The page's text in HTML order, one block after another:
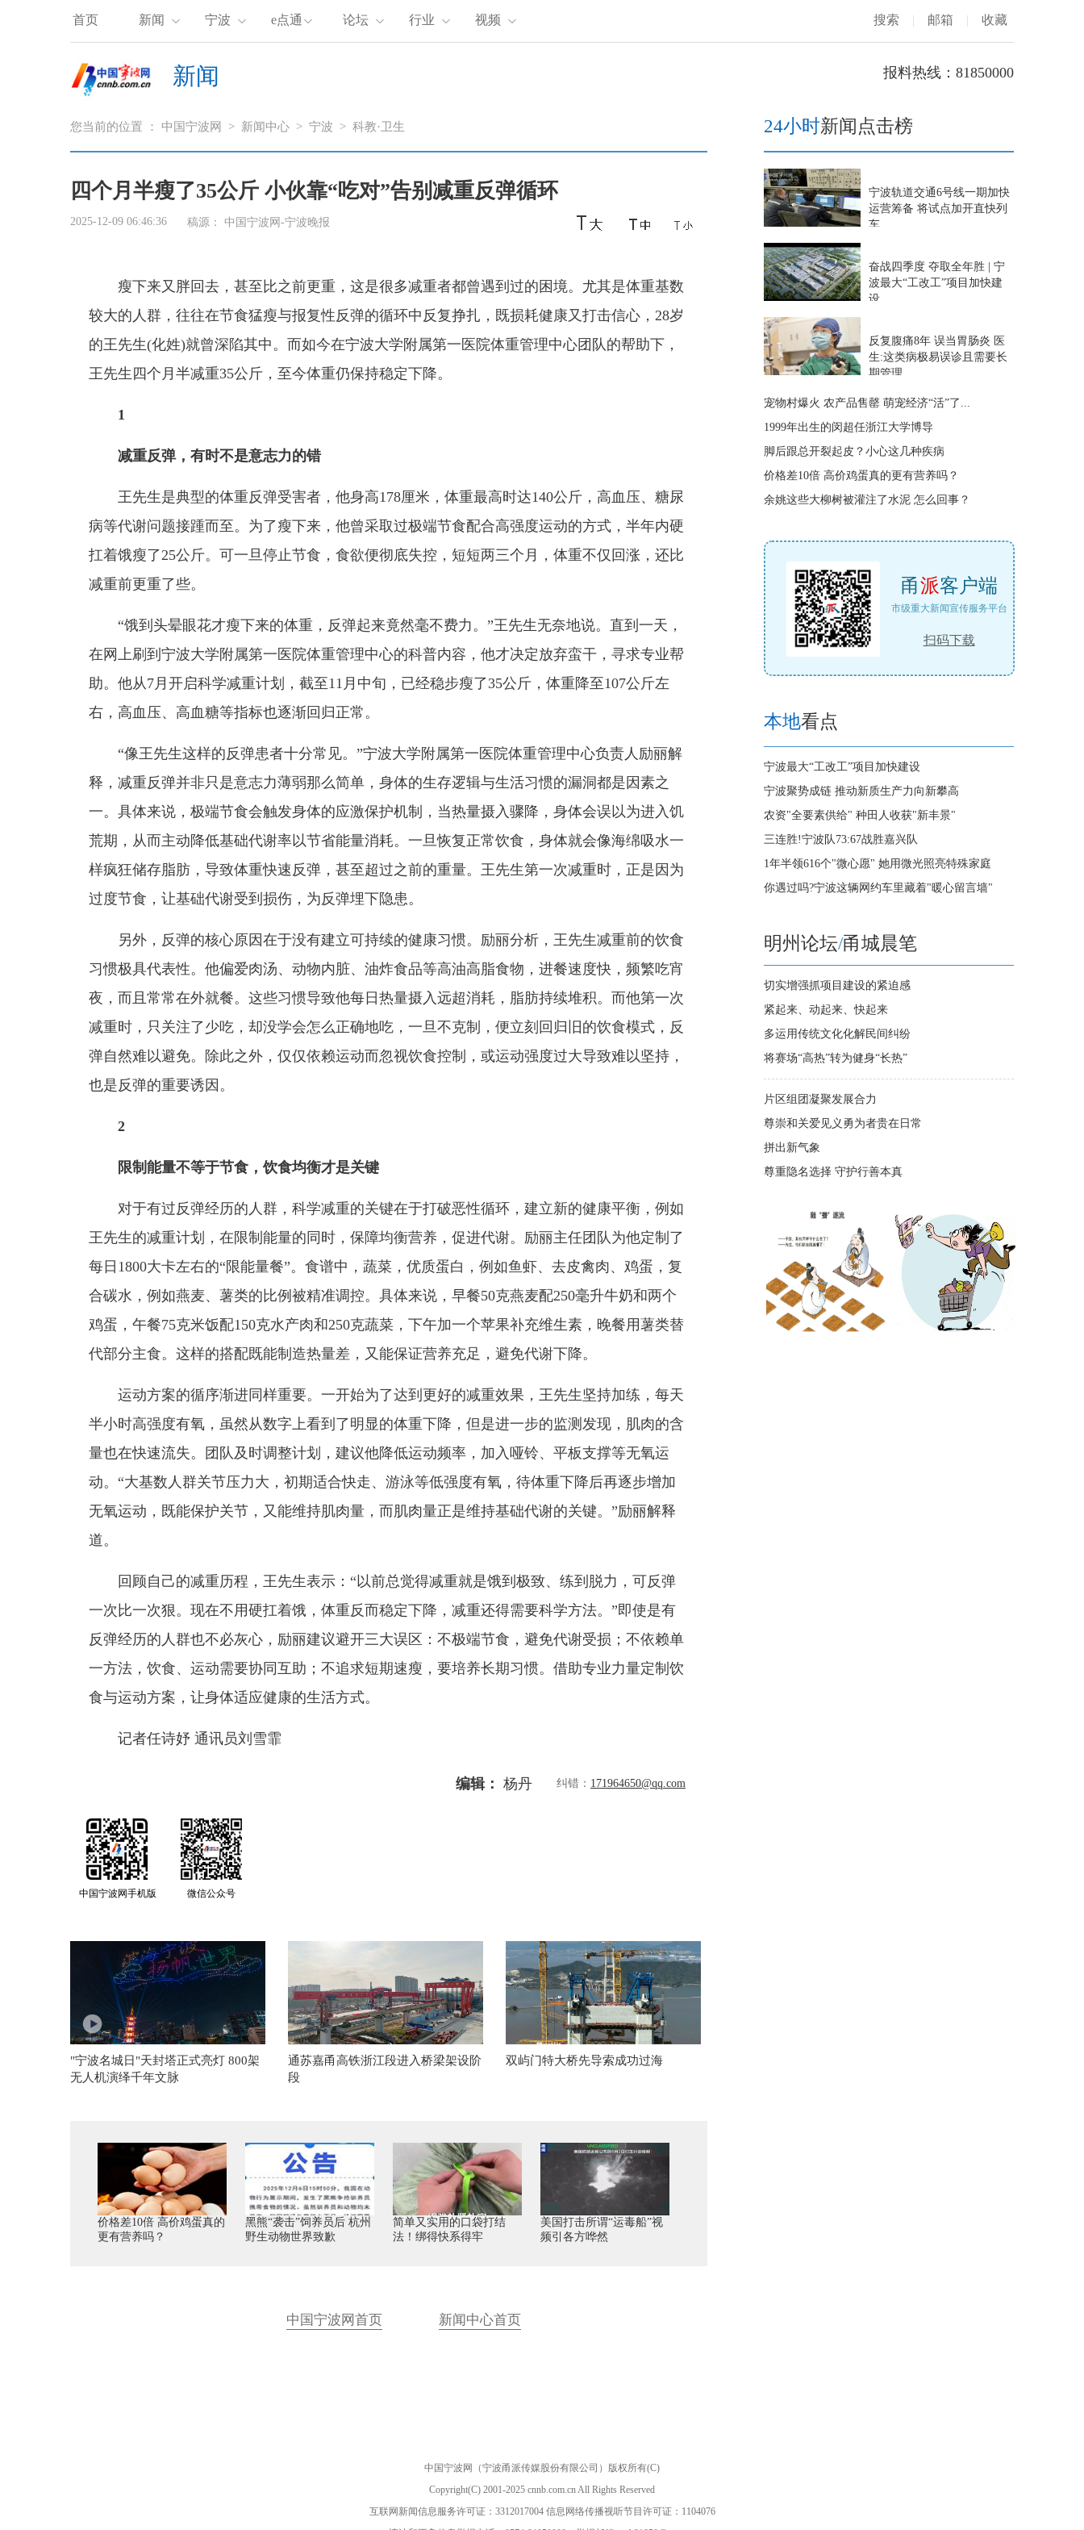
首页 新闻 宁波 e点通 论坛 行业 视频 搜索 | 邮箱 | 收藏
新闻 报料热线：81850000
您当前的位置 ： 中国宁波网 > 新闻中心 > 宁波 > 科教·卫生
四个月半瘦了35公斤 小伙靠“吃对”告别减重反弹循环
2025-12-09 06:46:36 稿源： 中国宁波网-宁波晚报
瘦下来又胖回去，甚至比之前更重，这是很多减重者都曾遇到过的困境。尤其是体重基数
较大的人群，往往在节食猛瘦与报复性反弹的循环中反复挣扎，既损耗健康又打击信心，28岁
的王先生(化姓)就曾深陷其中。而如今在宁波大学附属第一医院体重管理中心团队的帮助下，
王先生四个月半减重35公斤，至今体重仍保持稳定下降。
1
减重反弹，有时不是意志力的错
王先生是典型的体重反弹受害者，他身高178厘米，体重最高时达140公斤，高血压、糖尿
病等代谢问题接踵而至。为了瘦下来，他曾采取过极端节食配合高强度运动的方式，半年内硬
扛着饿瘦了25公斤。可一旦停止节食，食欲便彻底失控，短短两三个月，体重不仅回涨，还比
减重前更重了些。
“饿到头晕眼花才瘦下来的体重，反弹起来竟然毫不费力。”王先生无奈地说。直到一天，
在网上刷到宁波大学附属第一医院体重管理中心的科普内容，他才决定放弃蛮干，寻求专业帮
助。他从7月开启科学减重计划，截至11月中旬，已经稳步瘦了35公斤，体重降至107公斤左
右，高血压、高血糖等指标也逐渐回归正常。
“像王先生这样的反弹患者十分常见。”宁波大学附属第一医院体重管理中心负责人励丽解
释，减重反弹并非只是意志力薄弱那么简单，身体的生存逻辑与生活习惯的漏洞都是因素之
一。具体来说，极端节食会触发身体的应激保护机制，当热量摄入骤降，身体会误以为进入饥
荒期，从而主动降低基础代谢率以节省能量消耗。一旦恢复正常饮食，身体就会像海绵吸水一
样疯狂储存脂肪，导致体重快速反弹，甚至超过之前的重量。王先生第一次减重时，正是因为
过度节食，让基础代谢受到损伤，为反弹埋下隐患。
另外，反弹的核心原因在于没有建立可持续的健康习惯。励丽分析，王先生减重前的饮食
习惯极具代表性。他偏爱肉汤、动物内脏、油炸食品等高油高脂食物，进餐速度快，频繁吃宵
夜，而且常常在外就餐。这些习惯导致他每日热量摄入远超消耗，脂肪持续堆积。而他第一次
减重时，只关注了少吃，却没学会怎么正确地吃，一旦不克制，便立刻回归旧的饮食模式，反
弹自然难以避免。除此之外，仅仅依赖运动而忽视饮食控制，或运动强度过大导致难以坚持，
也是反弹的重要诱因。
2
限制能量不等于节食，饮食均衡才是关键
对于有过反弹经历的人群，科学减重的关键在于打破恶性循环，建立新的健康平衡，例如
王先生的减重计划，在限制能量的同时，保障均衡营养，促进代谢。励丽主任团队为他定制了
每日1800大卡左右的“限能量餐”。食谱中，蔬菜，优质蛋白，例如鱼虾、去皮禽肉、鸡蛋，复
合碳水，例如燕麦、薯类的比例被精准调控。具体来说，早餐50克燕麦配250毫升牛奶和两个
鸡蛋，午餐75克米饭配150克水产肉和250克蔬菜，下午加一个苹果补充维生素，晚餐用薯类替
代部分主食。这样的搭配既能制造热量差，又能保证营养充足，避免代谢下降。
运动方案的循序渐进同样重要。一开始为了达到更好的减重效果，王先生坚持加练，每天
半小时高强度有氧，虽然从数字上看到了明显的体重下降，但是进一步的监测发现，肌肉的含
量也在快速流失。团队及时调整计划，建议他降低运动频率，加入哑铃、平板支撑等无氧运
动。“大基数人群关节压力大，初期适合快走、游泳等低强度有氧，待体重下降后再逐步增加
无氧运动，既能保护关节，又能维持肌肉量，而肌肉量正是维持基础代谢的关键。”励丽解释
道。
回顾自己的减重历程，王先生表示：“以前总觉得减重就是饿到极致、练到脱力，可反弹
一次比一次狠。现在不用硬扛着饿，体重反而稳定下降，减重还得需要科学方法。”即使是有
反弹经历的人群也不必灰心，励丽建议避开三大误区：不极端节食，避免代谢受损；不依赖单
一方法，饮食、运动需要协同互助；不追求短期速瘦，要培养长期习惯。借助专业力量定制饮
食与运动方案，让身体适应健康的生活方式。
记者任诗妤 通讯员刘雪霏
编辑： 杨丹 纠错： 171964650@qq.com
中国宁波网手机版 微信公众号
"宁波名城日"天封塔正式亮灯 800架
无人机演绎千年文脉
通苏嘉甬高铁浙江段进入桥梁架设阶
段
双屿门特大桥先导索成功过海
价格差10倍 高价鸡蛋真的
更有营养吗？
黑熊“袭击”饲养员后 杭州
野生动物世界致歉
简单又实用的口袋打结
法！绑得快系得牢
美国打击所谓“运毒船”视
频引各方哗然
中国宁波网首页 新闻中心首页
24小时新闻点击榜
宁波轨道交通6号线一期加快
运营筹备 将试点加开直快列
车
奋战四季度 夺取全年胜 | 宁
波最大“工改工”项目加快建
设
反复腹痛8年 误当胃肠炎 医
生:这类病极易误诊且需要长
期管理
宠物村爆火 农产品售罄 萌宠经济“活”了...
1999年出生的闵超任浙江大学博导
脚后跟总开裂起皮？小心这几种疾病
价格差10倍 高价鸡蛋真的更有营养吗？
余姚这些大柳树被灌注了水泥 怎么回事？
甬派客户端
市级重大新闻宣传服务平台
扫码下载
本地看点
宁波最大“工改工”项目加快建设
宁波聚势成链 推动新质生产力向新攀高
农资"全要素供给" 种田人收获"新丰景"
三连胜!宁波队73:67战胜嘉兴队
1年半领616个"微心愿" 她用微光照亮特殊家庭
你遇过吗?宁波这辆网约车里藏着"暖心留言墙"
明州论坛/甬城晨笔
切实增强抓项目建设的紧迫感
紧起来、动起来、快起来
多运用传统文化化解民间纠纷
将赛场“高热”转为健身“长热”
片区组团凝聚发展合力
尊崇和关爱见义勇为者贵在日常
拼出新气象
尊重隐名选择 守护行善本真
中国宁波网（宁波甬派传媒股份有限公司）版权所有(C)
Copyright(C) 2001-2025 cnnb.com.cn All Rights Reserved
互联网新闻信息服务许可证：3312017004 信息网络传播视听节目许可证：1104076